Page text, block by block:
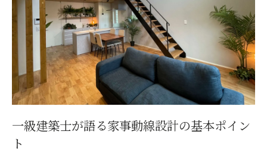
暮らしやすさを左右する動線の工夫と注意
点
収納配置が左右する快適な住まいづくり
一級建築士が提案する効率的な収納配置例
家事動線を意識した収納の設計ポイント
家族に優しい住まいを叶える収納術の工夫
収納と動線のバランスが快適さを決める理
一級建築士が語る家事動線設計の基本ポイン
ト